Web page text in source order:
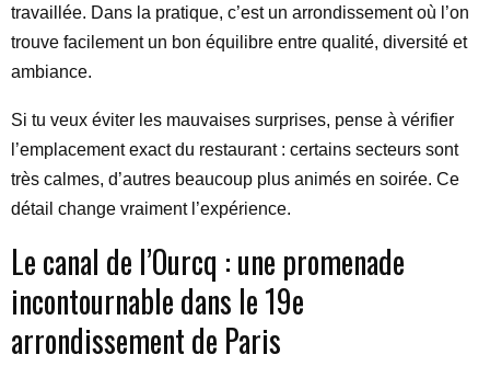
travaillée. Dans la pratique, c’est un arrondissement où l’on
trouve facilement un bon équilibre entre qualité, diversité et
ambiance.
Si tu veux éviter les mauvaises surprises, pense à vérifier
l’emplacement exact du restaurant : certains secteurs sont
très calmes, d’autres beaucoup plus animés en soirée. Ce
détail change vraiment l’expérience.
Le canal de l’Ourcq : une promenade
incontournable dans le 19e
arrondissement de Paris